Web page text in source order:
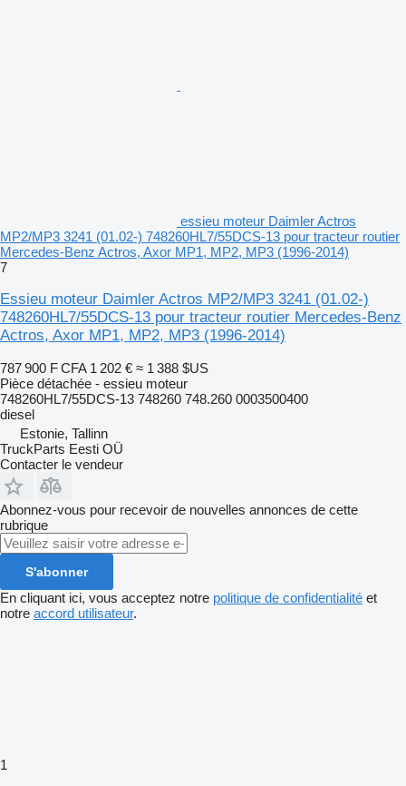
essieu moteur Daimler Actros
MP2/MP3 3241 (01.02-) 748260HL7/55DCS-13 pour tracteur routier
Mercedes-Benz Actros, Axor MP1, MP2, MP3 (1996-2014)
7
Essieu moteur Daimler Actros MP2/MP3 3241 (01.02-)
748260HL7/55DCS-13 pour tracteur routier Mercedes-Benz
Actros, Axor MP1, MP2, MP3 (1996-2014)
787 900 F CFA 1 202 € ≈ 1 388 $US
Pièce détachée - essieu moteur
748260HL7/55DCS-13 748260 748.260 0003500400
diesel
Estonie, Tallinn
TruckParts Eesti OÜ
Contacter le vendeur
Abonnez-vous pour recevoir de nouvelles annonces de cette
rubrique
S'abonner
En cliquant ici, vous acceptez notre politique de confidentialité et
notre accord utilisateur.
1